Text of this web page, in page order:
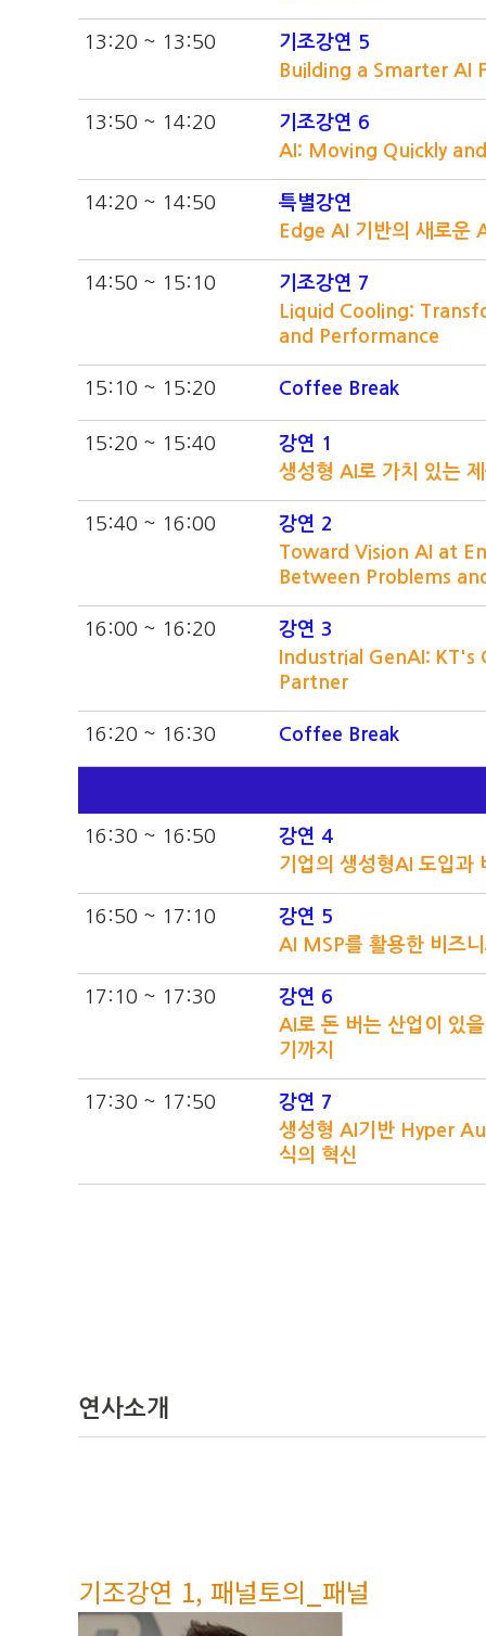
13:20 ~ 13:50
기조강연 5
Building a Smarter AI
13:50 ~ 14:20
기조강연 6
AI: Moving Quickly
14:20 ~ 14:50
특별강연
Edge AI 기반의 새로운
14:50 ~ 15:10
기조강연 7
Liquid Cooling:
and Performance
15:10 ~ 15:20 Coffee Break
15:20 ~ 15:40
강연 1
생성형 AI로 가치 있는
15:40 ~ 16:00
강연 2
Toward Vision AI at
Between Problems
16:00 ~ 16:20
강연 3
Industrial GenAI:
Partner
16:20 ~ 16:30 Coffee Break
16:30 ~ 16:50
강연 4
기업의 생성형AI 도입과
16:50 ~ 17:10
강연 5
AI MSP를 활용한 비즈
17:10 ~ 17:30
강연 6
AI로 돈 버는 산업이 있
기까지
17:30 ~ 17:50
강연 7
생성형 AI기반 Hyper
식의 혁신
연사소개
기조강연 1, 패널토의_패널